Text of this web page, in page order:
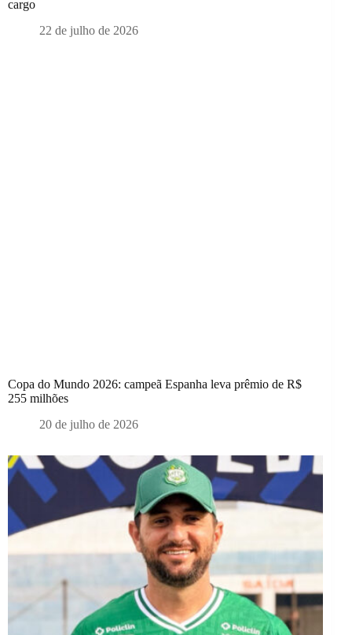
cargo
22 de julho de 2026
Copa do Mundo 2026: campeã Espanha leva prêmio de R$
255 milhões
20 de julho de 2026